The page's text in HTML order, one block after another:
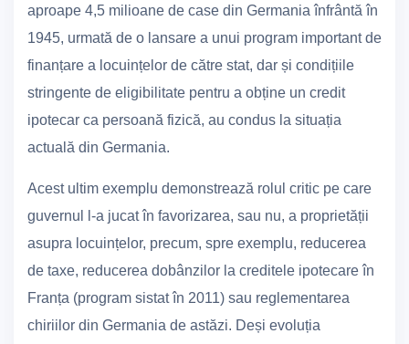
aproape 4,5 milioane de case din Germania înfrântă în
1945, urmată de o lansare a unui program important de
finanțare a locuințelor de către stat, dar și condițiile
stringente de eligibilitate pentru a obține un credit
ipotecar ca persoană fizică, au condus la situația
actuală din Germania.
Acest ultim exemplu demonstrează rolul critic pe care
guvernul l-a jucat în favorizarea, sau nu, a proprietății
asupra locuințelor, precum, spre exemplu, reducerea
de taxe, reducerea dobânzilor la creditele ipotecare în
Franța (program sistat în 2011) sau reglementarea
chiriilor din Germania de astăzi. Deși evoluția